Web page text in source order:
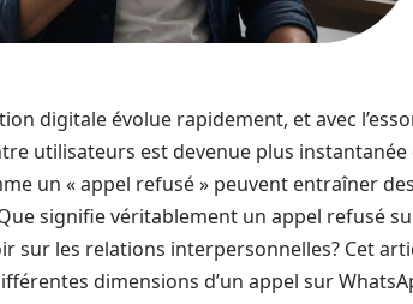
digitale évolue rapidement, et avec
utilisateurs est devenue plus
un « appel refusé » peuvent entraîner
signifie véritablement un appel refusé
sur les relations interpersonnelles? Cet
dimensions d’un appel sur